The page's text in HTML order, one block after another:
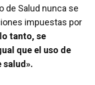
de Salud nunca se
impuestas por
tanto, se
que el uso de
salud».